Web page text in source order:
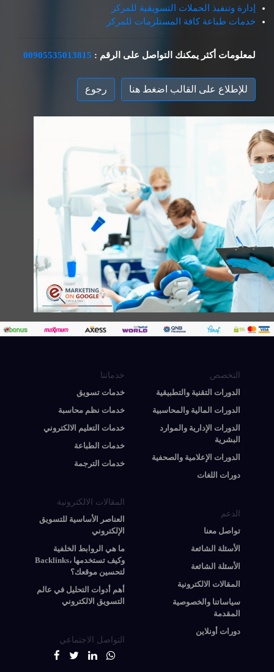
إدارة وتنفيذ الحملات التسويقية للمركز
خدمات طباعة كافة المستلزمات للمركز
لمعلومات أكثر يمكنك التواصل على الرقم : 00905535013815
للإطلاع على القالب اضغط هنا رجوع
التخصص
الدورات التقنية والتطبيقية
الدورات المالية والمحاسبية
الدورات الإدارية والموارد
البشرية
الدورات الإعلامية والصحفية
دورات اللغات
خدماتنا
خدمات تسويق
خدمات نظم محاسبة
خدمات التعليم الالكتروني
خدمات الطباعة
خدمات الترجمة
المقالات الالكترونية
العناصر الأساسية للتسويق
الإلكتروني
ما هي الروابط الخلفية
Backlinks، وكيف تستخدمها
لتحسين موقعك؟
أهم أدوات التحليل في عالم
التسويق الالكتروني
الدعم
تواصل معنا
الأسئلة الشائعة
الأسئلة الشائعة
المقالات الالكترونية
سياساتنا والخصوصية
المقدمة
دورات أونلاين
التواصل الاجتماعي